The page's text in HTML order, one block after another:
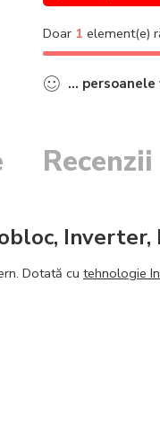
Doar 1 element(e)
... persoanele
Inverter,
Dotată cu tehnologie